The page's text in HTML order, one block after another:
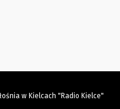
w Kielcach "Radio Kielce"